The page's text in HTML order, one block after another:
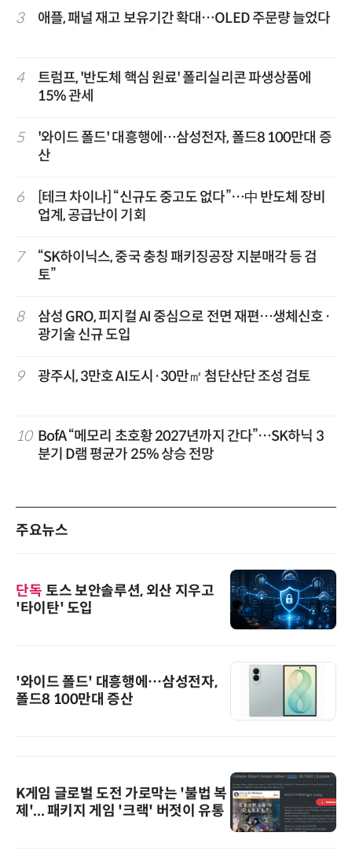
3 애플, 패널 재고 보유기간 확대…OLED 주문량 늘었다
4
트럼프, '반도체 핵심 원료' 폴리실리콘 파생상품에
15% 관세
5
'와이드 폴드' 대흥행에…삼성전자, 폴드8 100만대 증
산
6
[테크 차이나] “신규도 중고도 없다”…中 반도체 장비
업계, 공급난이 기회
7
“SK하이닉스, 중국 충칭 패키징공장 지분매각 등 검
토”
8
삼성 GRO, 피지컬 AI 중심으로 전면 재편…생체신호·
광기술 신규 도입
9 광주시, 3만호 AI도시·30만㎡ 첨단산단 조성 검토
10 BofA “메모리 초호황 2027년까지 간다”…SK하닉 3
분기 D램 평균가 25% 상승 전망
주요뉴스
단독 토스 보안솔루션, 외산 지우고
'타이탄' 도입
'와이드 폴드' 대흥행에…삼성전자,
폴드8 100만대 증산
K게임 글로벌 도전 가로막는 '불법 복
제'... 패키지 게임 '크랙' 버젓이 유통